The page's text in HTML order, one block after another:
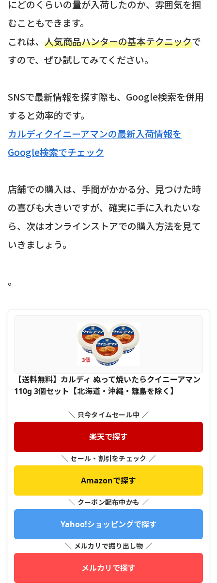
にどのくらいの量が入荷したのか、雰囲気を掴
むこともできます。
これは、 人気商品ハンターの基本テクニックで
すので、ぜひ試してみてください。
SNSで最新情報を探す際も、Google検索を併用
すると効率的です。
カルディクイニーアマンの最新入荷情報を
Google検索でチェック
店舗での購入は、手間がかかる分、見つけた時
の喜びも大きいですが、確実に手に入れたいな
ら、次はオンラインストアでの購入方法を見て
いきましょう。
。
【送料無料】カルディ ぬって焼いたらクイニーアマン
110g 3個セット【北海道・沖縄・離島を除く】
＼ 只今タイムセール中 ／
楽天で探す
＼ セール・割引をチェック ／
Amazonで探す
＼ クーポン配布中かも ／
Yahoo!ショッピングで探す
＼ メルカリで掘り出し物 ／
メルカリで探す